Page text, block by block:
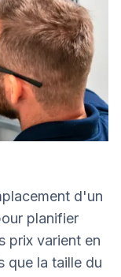
d'un
planifier
prix varient en
que la taille du